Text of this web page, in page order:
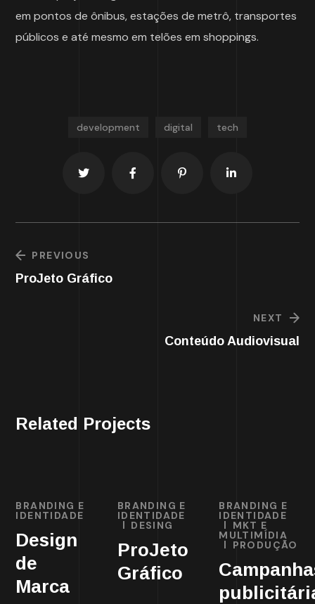
em pontos de ônibus, estações de metrô, transportes
públicos e até mesmo em telões em shoppings.
development digital tech
PREVIOUS
ProJeto Gráfico
NEXT
Conteúdo Audiovisual
Related Projects
BRANDING E
IDENTIDADE
Design
de
Marca
BRANDING E
IDENTIDADE
DESING
ProJeto
Gráfico
BRANDING E
IDENTIDADE
MKT E
MULTIMÍDIA
PRODUÇÃO